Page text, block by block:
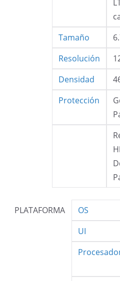
Tamaño
Resolución
Densidad
Protección
PLATAFORMA OS
UI